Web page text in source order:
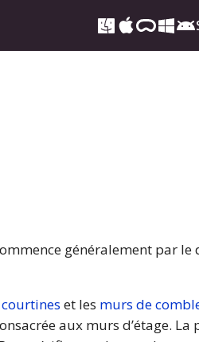
généralement par le
courtines et les murs de
aux murs d’étage. La